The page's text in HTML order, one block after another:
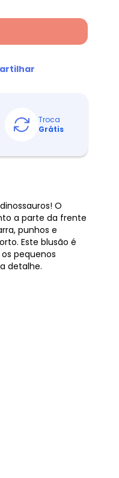
Troca
Grátis
O
a parte da frente
punhos e
Este blusão é
pequenos
detalhe.